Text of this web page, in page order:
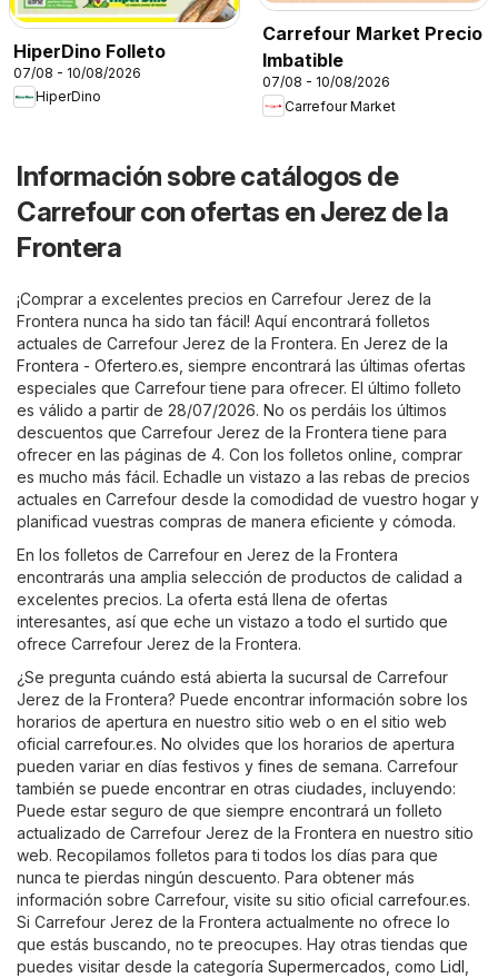
HiperDino Folleto
07/08 - 10/08/2026
HiperDino
Carrefour Market Precio
Imbatible
07/08 - 10/08/2026
Carrefour Market
Información sobre catálogos de
Carrefour con ofertas en Jerez de la
Frontera
¡Comprar a excelentes precios en Carrefour Jerez de la
Frontera nunca ha sido tan fácil! Aquí encontrará folletos
actuales de Carrefour Jerez de la Frontera. En Jerez de la
Frontera - Ofertero.es, siempre encontrará las últimas ofertas
especiales que Carrefour tiene para ofrecer. El último folleto
es válido a partir de 28/07/2026. No os perdáis los últimos
descuentos que Carrefour Jerez de la Frontera tiene para
ofrecer en las páginas de 4. Con los folletos online, comprar
es mucho más fácil. Echadle un vistazo a las rebas de precios
actuales en Carrefour desde la comodidad de vuestro hogar y
planificad vuestras compras de manera eficiente y cómoda.
En los folletos de Carrefour en Jerez de la Frontera
encontrarás una amplia selección de productos de calidad a
excelentes precios. La oferta está llena de ofertas
interesantes, así que eche un vistazo a todo el surtido que
ofrece Carrefour Jerez de la Frontera.
¿Se pregunta cuándo está abierta la sucursal de Carrefour
Jerez de la Frontera? Puede encontrar información sobre los
horarios de apertura en nuestro sitio web o en el sitio web
oficial carrefour.es. No olvides que los horarios de apertura
pueden variar en días festivos y fines de semana. Carrefour
también se puede encontrar en otras ciudades, incluyendo:
Puede estar seguro de que siempre encontrará un folleto
actualizado de Carrefour Jerez de la Frontera en nuestro sitio
web. Recopilamos folletos para ti todos los días para que
nunca te pierdas ningún descuento. Para obtener más
información sobre Carrefour, visite su sitio oficial carrefour.es.
Si Carrefour Jerez de la Frontera actualmente no ofrece lo
que estás buscando, no te preocupes. Hay otras tiendas que
puedes visitar desde la categoría Supermercados, como Lidl,